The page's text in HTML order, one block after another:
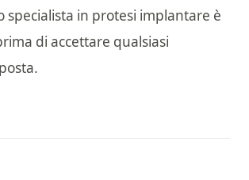
specialista in protesi implantare è
di accettare qualsiasi